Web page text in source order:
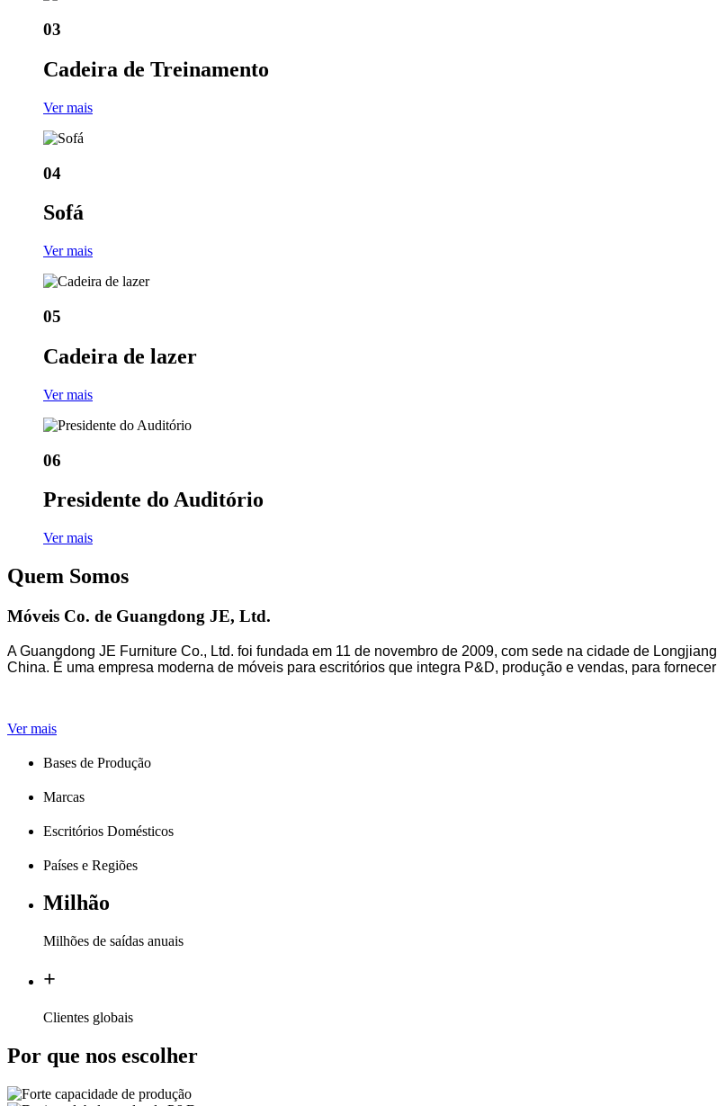
03
Cadeira de Treinamento
Ver mais
04
Sofá
Ver mais
05
Cadeira de lazer
Ver mais
06
Presidente do Auditório
Ver mais
Quem Somos
Móveis Co. de Guangdong JE, Ltd.
A Guangdong JE Furniture Co., Ltd. foi fundada em 11 de novembro de 2009, com sede na cidade de
China. É uma empresa moderna de móveis para escritórios que integra P&D, produção e vendas, para
Ver mais
Bases de Produção
Marcas
Escritórios Domésticos
Países e Regiões
Milhão
Milhões de saídas anuais
+
Clientes globais
Por que nos escolher